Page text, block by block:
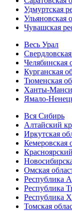
Удмуртская
Ульяновская
Чувашская
Весь Урал
Челябинская
Курганская
Тюменская
Ханты-
Ямало-
Вся Сибирь
Алтайский
Иркутская
Кемеровская
Омская
Республика
Республика
Республика
Томская